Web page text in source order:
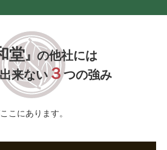
堂』の他社には
来ない ３つの強み
こにあります。